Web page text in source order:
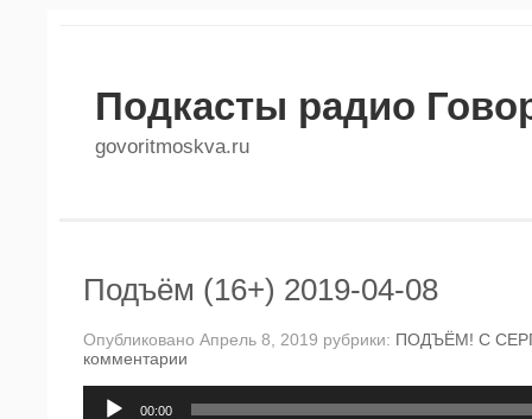
Подкасты радио
govoritmoskva.ru
Подъём (16+) 2019-04-08
Опубликовано Апрель 8, 2019 рубрики: ПОДЪЁМ! С
комментарии
00:00